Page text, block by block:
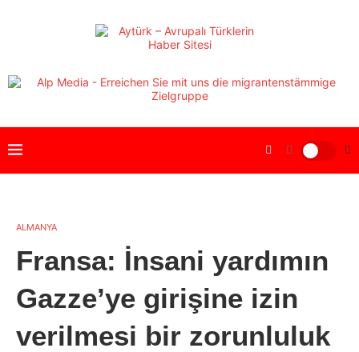
ALMANYA
Fransa: İnsani yardımın
Gazze’ye girişine izin
verilmesi bir zorunluluk